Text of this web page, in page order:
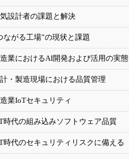
設計者の課題と解決
ながる工場”の現状と課題
業におけるAI開発および活用の実態
・製造現場における品質管理
業IoTセキュリティ
時代の組み込みソフトウェア品質
時代のセキュリティリスクに備える